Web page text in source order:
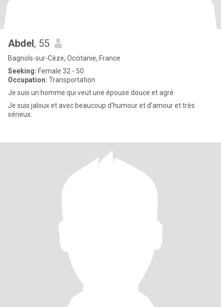
Abdel, 55
Bagnols-sur-Cèze, Occitanie, France
Seeking: Female 32 - 50
Occupation: Transportation
Je suis un homme qui veut une épouse douce et agré
Je suis jaloux et avec beaucoup d'humour et d'amour et très
sérieux.